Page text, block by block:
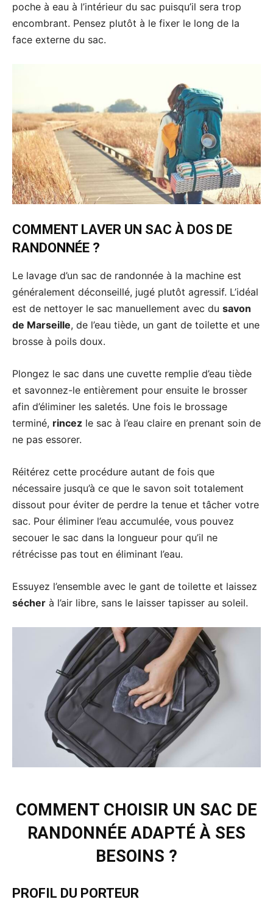
poche à eau à l’intérieur du sac puisqu’il sera trop
encombrant. Pensez plutôt à le fixer le long de la
face externe du sac.
COMMENT LAVER UN SAC À DOS DE
RANDONNÉE ?
Le lavage d’un sac de randonnée à la machine est
généralement déconseillé, jugé plutôt agressif. L’idéal
est de nettoyer le sac manuellement avec du savon
de Marseille, de l’eau tiède, un gant de toilette et une
brosse à poils doux.
Plongez le sac dans une cuvette remplie d’eau tiède
et savonnez-le entièrement pour ensuite le brosser
afin d’éliminer les saletés. Une fois le brossage
terminé, rincez le sac à l’eau claire en prenant soin de
ne pas essorer.
Réitérez cette procédure autant de fois que
nécessaire jusqu’à ce que le savon soit totalement
dissout pour éviter de perdre la tenue et tâcher votre
sac. Pour éliminer l’eau accumulée, vous pouvez
secouer le sac dans la longueur pour qu’il ne
rétrécisse pas tout en éliminant l’eau.
Essuyez l’ensemble avec le gant de toilette et laissez
sécher à l’air libre, sans le laisser tapisser au soleil.
COMMENT CHOISIR UN SAC DE
RANDONNÉE ADAPTÉ À SES
BESOINS ?
PROFIL DU PORTEUR